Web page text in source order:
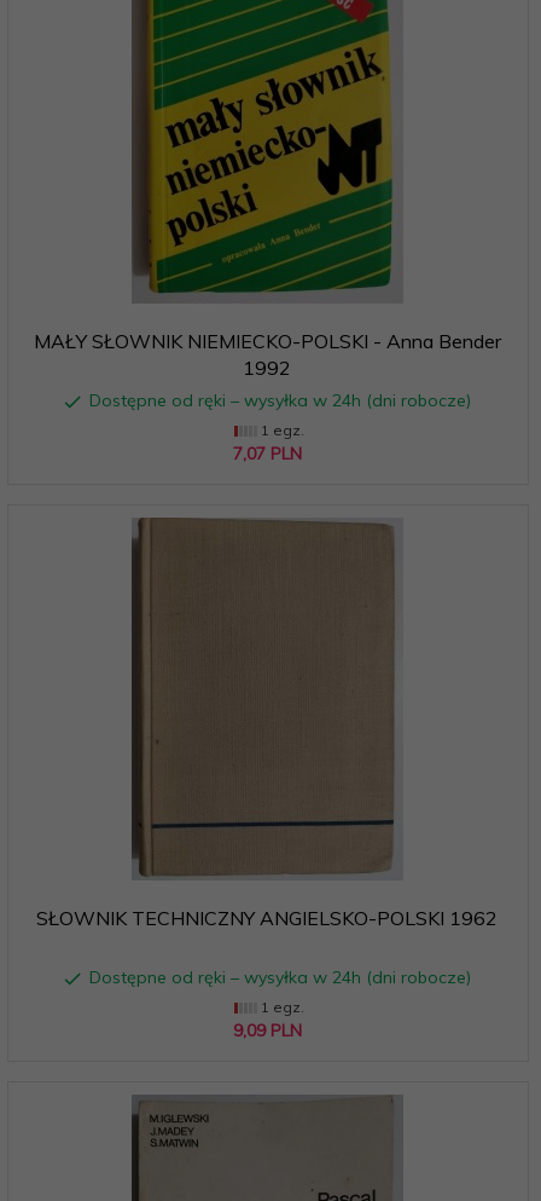
MAŁY SŁOWNIK NIEMIECKO-POLSKI - Anna Bender
1992
Dostępne od ręki – wysyłka w 24h (dni robocze)
1 egz.
7,07 PLN
SŁOWNIK TECHNICZNY ANGIELSKO-POLSKI 1962
Dostępne od ręki – wysyłka w 24h (dni robocze)
1 egz.
9,09 PLN